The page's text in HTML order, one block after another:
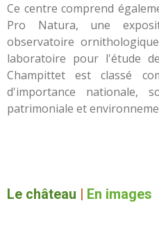
Ce centre comprend
Pro Natura, une
observatoire
laboratoire pour l'étude
Champittet est classé
d'importance nationale,
patrimoniale et
Le château En images